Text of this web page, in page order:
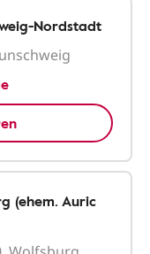
Nordstadt
(ehem. Auric